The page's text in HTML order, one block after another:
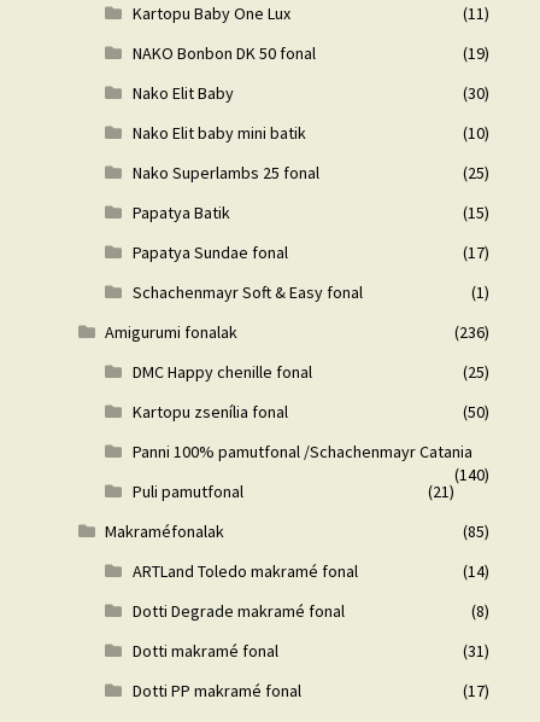
Kartopu Baby One Lux
(11)
NAKO Bonbon DK 50 fonal
(19)
Nako Elit Baby
(30)
Nako Elit baby mini batik
(10)
Nako Superlambs 25 fonal
(25)
Papatya Batik
(15)
Papatya Sundae fonal
(17)
Schachenmayr Soft & Easy fonal
(1)
Amigurumi fonalak
(236)
DMC Happy chenille fonal
(25)
Kartopu zsenília fonal
(50)
Panni 100% pamutfonal /Schachenmayr Catania
(140)
Puli pamutfonal
(21)
Makraméfonalak
(85)
ARTLand Toledo makramé fonal
(14)
Dotti Degrade makramé fonal
(8)
Dotti makramé fonal
(31)
Dotti PP makramé fonal
(17)